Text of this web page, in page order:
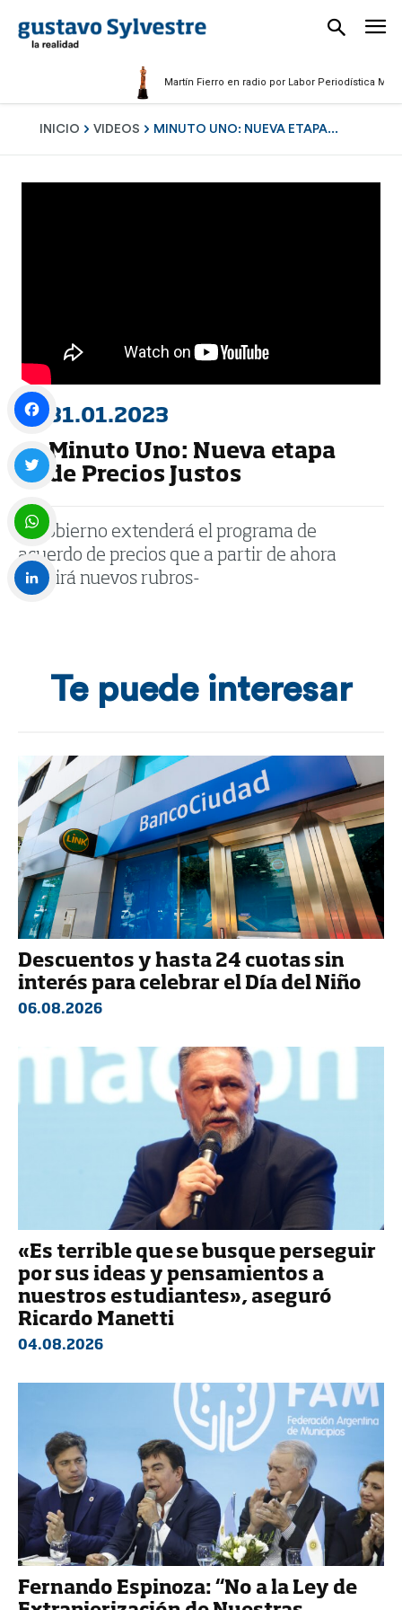
Martín Fierro en radio por Labor Periodística
INICIO VIDEOS MINUTO UNO: NUEVA ETAPA...
31.01.2023
Minuto Uno: Nueva etapa
de Precios Justos
El gobierno extenderá el programa de
acuerdo de precios que a partir de ahora
incluirá nuevos rubros-
Te puede interesar
Descuentos y hasta 24 cuotas sin
interés para celebrar el Día del Niño
06.08.2026
«Es terrible que se busque perseguir
por sus ideas y pensamientos a
nuestros estudiantes», aseguró
Ricardo Manetti
04.08.2026
Fernando Espinoza: “No a la Ley de
Facebook
Twitter
WhatsApp